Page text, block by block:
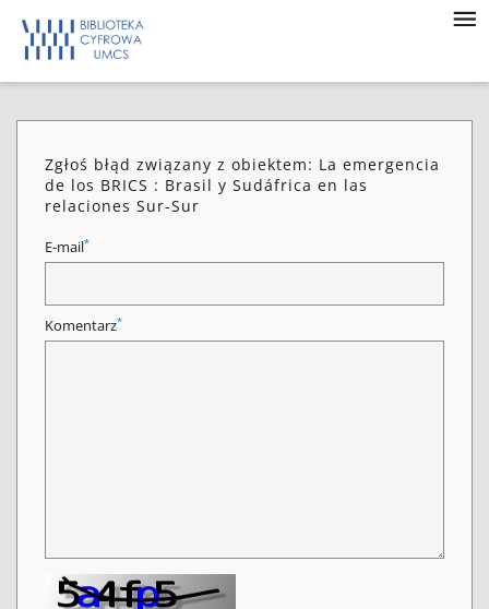
Zgłoś błąd związany z obiektem: La emergencia
de los BRICS : Brasil y Sudáfrica en las
relaciones Sur-Sur
E-mail*
Komentarz*